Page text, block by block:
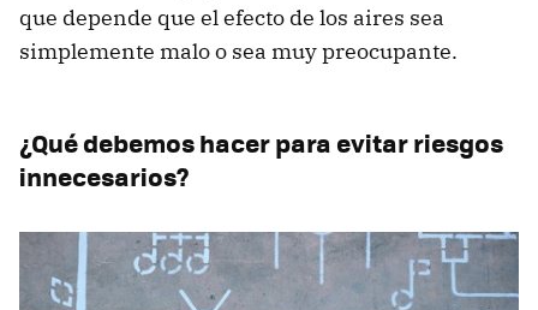
que depende que el efecto de los aires sea
simplemente malo o sea muy preocupante.
¿Qué debemos hacer para evitar riesgos
innecesarios?